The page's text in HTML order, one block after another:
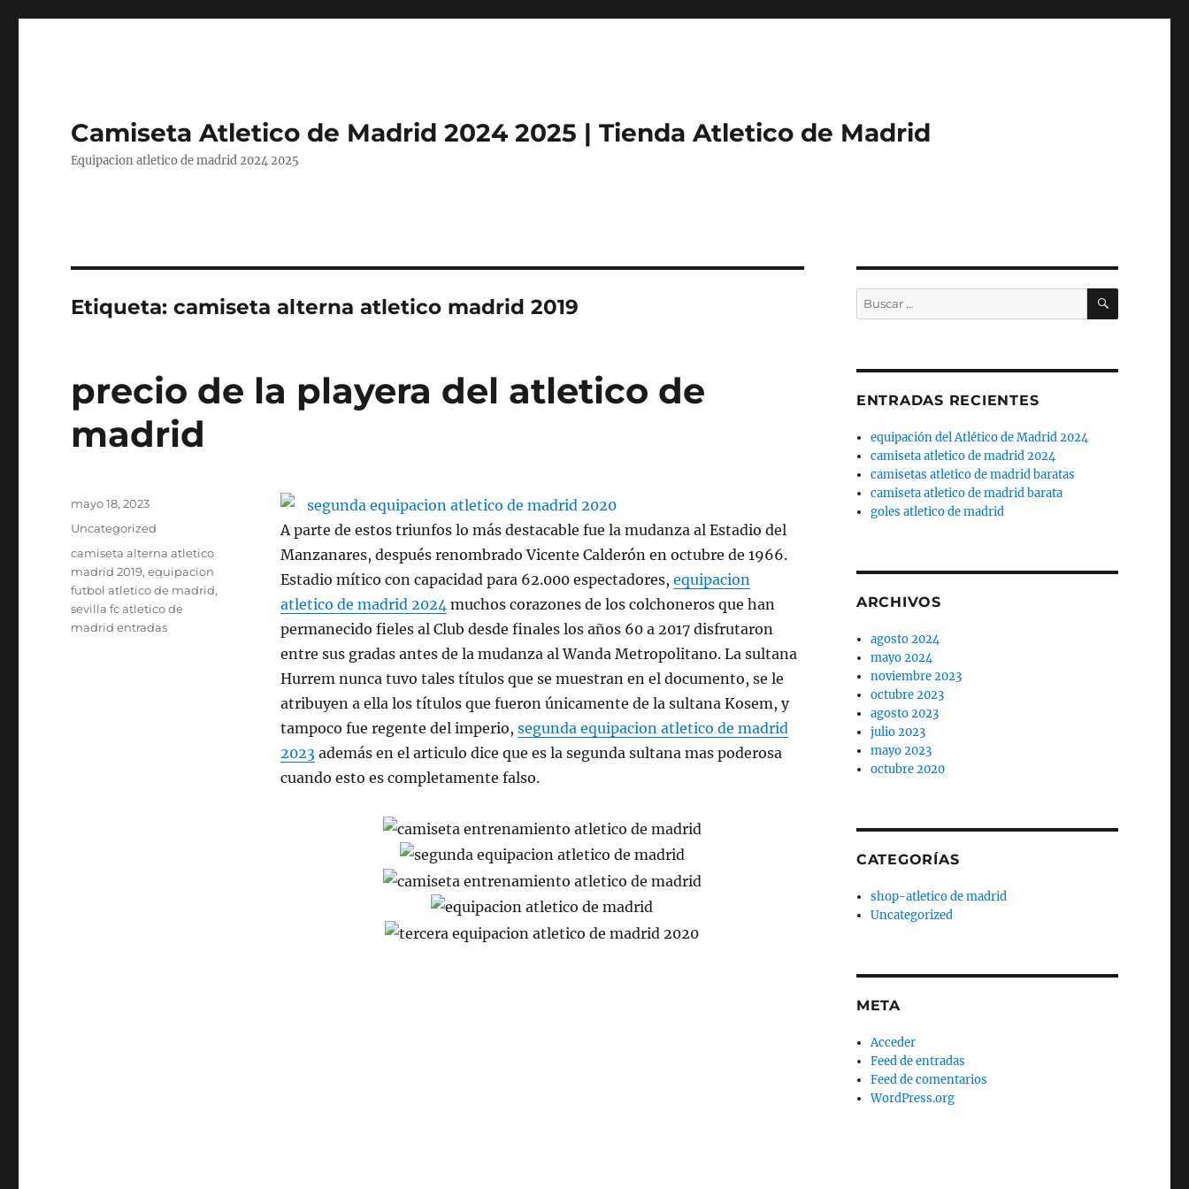
Camiseta Atletico de Madrid 2024 2025 | Tienda Atletico de Madrid
Equipacion atletico de madrid 2024 2025
Etiqueta:camiseta alterna atletico madrid 2019
precio de la playera del atletico de
madrid
A parte de estos triunfos lo más destacable fue la mudanza al Estadio del
Manzanares, después renombrado Vicente Calderón en octubre de 1966.
Estadio mítico con capacidad para 62.000 espectadores, equipacion
atletico de madrid 2024muchos corazones de los colchoneros que han
permanecido fieles al Club desde finales los años 60 a 2017 disfrutaron
entre sus gradas antes de la mudanza al Wanda Metropolitano. La sultana
Hurrem nunca tuvo tales títulos que se muestran en el documento, se le
atribuyen a ella los títulos que fueron únicamente de la sultana Kosem, y
tampoco fue regente del imperio, segunda equipacion atletico de madrid
2023además en el articulo dice que es la segunda sultana mas poderosa
cuando esto es completamente falso.
Publicado
mayo 18, 2023
Categorías
Uncategorized
Etiquetas
camiseta alterna atletico
madrid 2019,equipacion
futbol atletico de madrid,
sevilla fc atletico de
madrid entradas
Buscar
por:
BUSCAR
ENTRADAS RECIENTES
equipación del Atlético de Madrid 2024
camiseta atletico de madrid 2024
camisetas atletico de madrid baratas
camiseta atletico de madrid barata
goles atletico de madrid
ARCHIVOS
agosto 2024
mayo 2024
noviembre 2023
octubre 2023
agosto 2023
julio 2023
mayo 2023
octubre 2020
CATEGORÍAS
shop-atletico de madrid
Uncategorized
META
Acceder
Feed de entradas
Feed de comentarios
WordPress.org